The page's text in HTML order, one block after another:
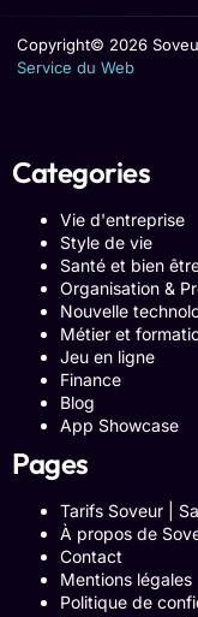
Copyright© 2026
Service du Web
Categories
Vie d'entreprise
Style de vie
Santé et bien
Organisation &
Nouvelle
Métier et
Jeu en ligne
Finance
Blog
App Showcase
Pages
Tarifs Soveur |
À propos de
Contact
Mentions légales
Politique de